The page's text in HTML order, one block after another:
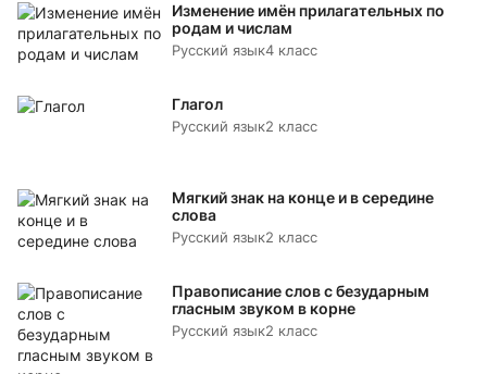
Изменение имён прилагательных по
родам и числам
Русский язык4 класс
Глагол
Русский язык2 класс
Мягкий знак на конце и в середине
слова
Русский язык2 класс
Правописание слов с безударным
гласным звуком в корне
Русский язык2 класс